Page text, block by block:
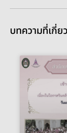
บทความที่เกี่ย